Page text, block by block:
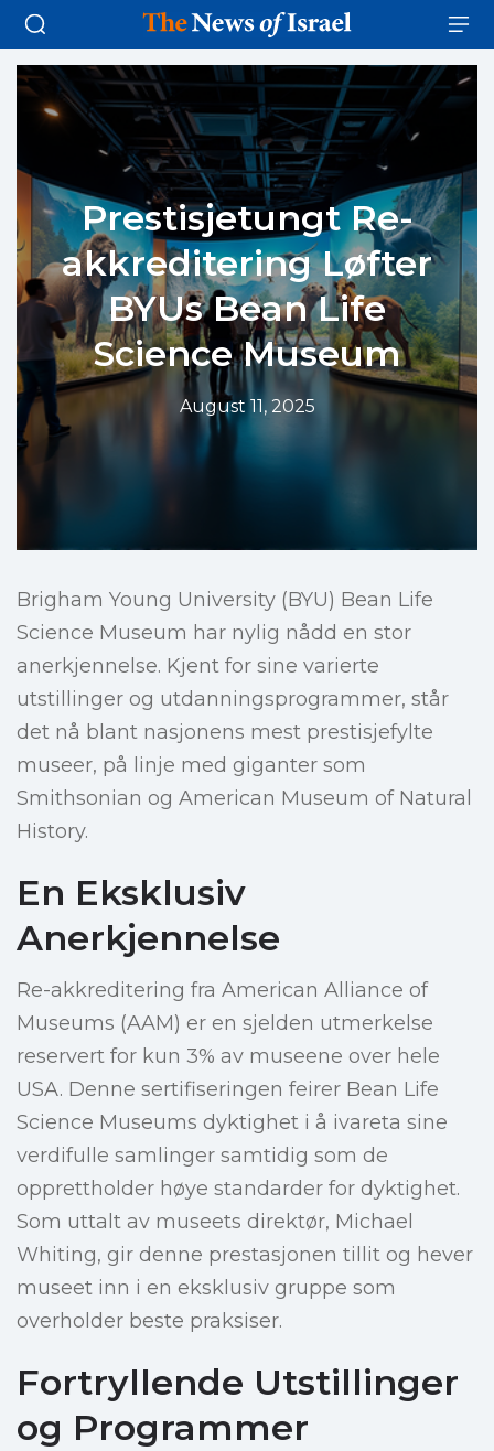
Prestisjetungt Re-
akkreditering Løfter
BYUs Bean Life
Science Museum
August 11, 2025
Brigham Young University (BYU) Bean Life
Science Museum har nylig nådd en stor
anerkjennelse. Kjent for sine varierte
utstillinger og utdanningsprogrammer, står
det nå blant nasjonens mest prestisjefylte
museer, på linje med giganter som
Smithsonian og American Museum of Natural
History.
En Eksklusiv
Anerkjennelse
Re-akkreditering fra American Alliance of
Museums (AAM) er en sjelden utmerkelse
reservert for kun 3% av museene over hele
USA. Denne sertifiseringen feirer Bean Life
Science Museums dyktighet i å ivareta sine
verdifulle samlinger samtidig som de
opprettholder høye standarder for dyktighet.
Som uttalt av museets direktør, Michael
Whiting, gir denne prestasjonen tillit og hever
museet inn i en eksklusiv gruppe som
overholder beste praksiser.
Fortryllende Utstillinger
og Programmer